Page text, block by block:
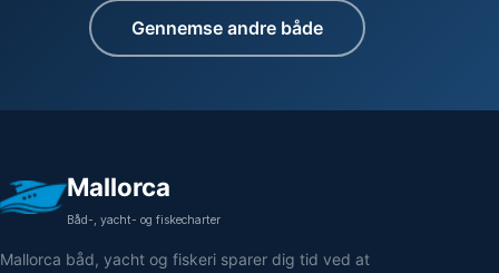
Gennemse andre både
Mallorca
Båd-, yacht- og fiskecharter
Mallorca båd, yacht og fiskeri sparer dig tid ved at